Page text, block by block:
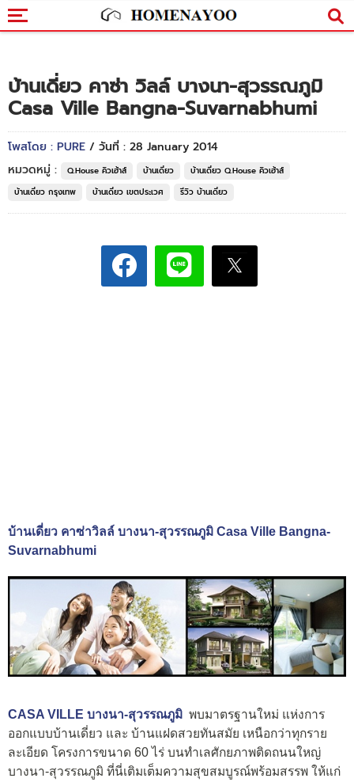
บ้านเดี่ยว คาซ่า วิลล์ บางนา-สุวรรณภูมิ
Casa Ville Bangna-Suvarnabhumi
โพสโดย : PURE / วันที่ : 28 January 2014
หมวดหมู่ :
Q.House คิวเฮ้าส์ บ้านเดี่ยว
บ้านเดี่ยว Q.House คิวเฮ้าส์
บ้านเดี่ยว กรุงเทพ
บ้านเดี่ยว เขตประเวศ รีวิว บ้านเดี่ยว
บ้านเดี่ยว คาซ่าวิลล์ บางนา-สุวรรณภูมิ Casa Ville Bangna-
Suvarnabhumi
CASA VILLE บางนา-สุวรรณภูมิ พบมาตรฐานใหม่ แห่งการ
ออกแบบบ้านเดี่ยว และ บ้านแฝดสวยทันสมัย เหนือกว่าทุกราย
ละเอียด โครงการขนาด 60 ไร่ บนทำเลศักยภาพติดถนนใหญ่
บางนา-สุวรรณภูมิ ที่นี่เติมเต็มความสุขสมบูรณ์พร้อมสรรพ ให้แก่